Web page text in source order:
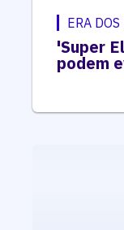
ERA
'Super
podem